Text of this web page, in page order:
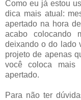
Como eu já estou
dica mais atual:
apertado na hora
acabo colocando
deixando o do lado
projeto de apenas
você coloca
apertado.
Para não ter